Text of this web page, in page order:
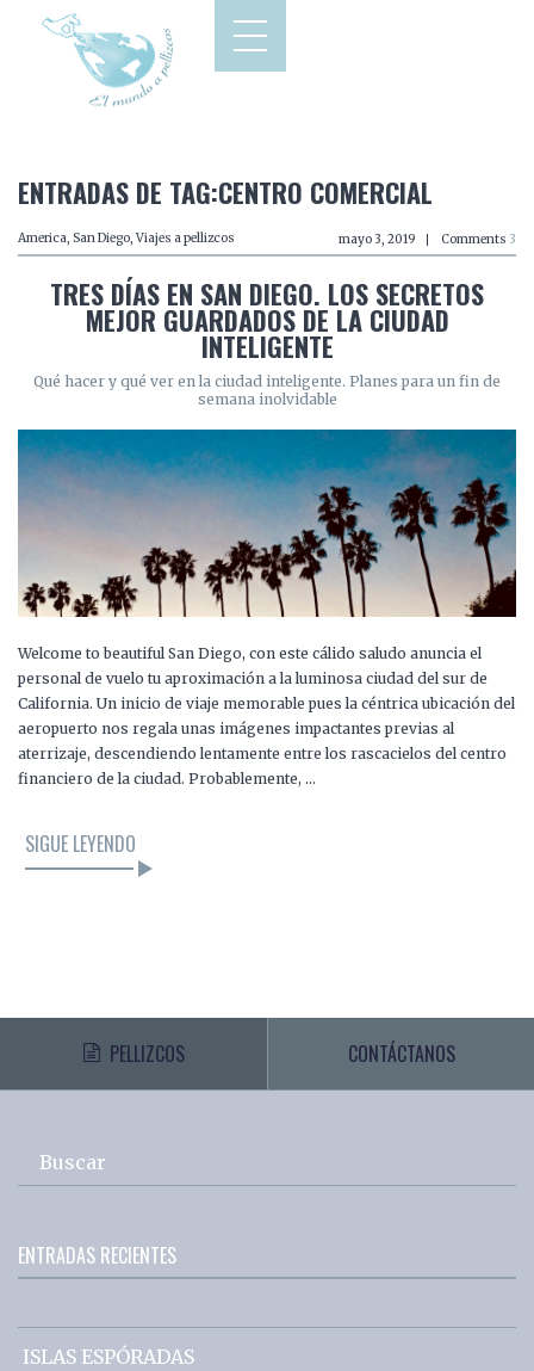
ENTRADAS DE TAG:CENTRO COMERCIAL
America, San Diego, Viajes a pellizcos mayo 3, 2019 Comments 3
TRES DÍAS EN SAN DIEGO. LOS SECRETOS
MEJOR GUARDADOS DE LA CIUDAD
INTELIGENTE
Qué hacer y qué ver en la ciudad inteligente. Planes para un fin de
semana inolvidable
Welcome to beautiful San Diego, con este cálido saludo anuncia el
personal de vuelo tu aproximación a la luminosa ciudad del sur de
California. Un inicio de viaje memorable pues la céntrica ubicación del
aeropuerto nos regala unas imágenes impactantes previas al
aterrizaje, descendiendo lentamente entre los rascacielos del centro
financiero de la ciudad. Probablemente, …
SIGUE LEYENDO
PELLIZCOS CONTÁCTANOS
Buscar
ENTRADAS RECIENTES
ISLAS ESPÓRADAS